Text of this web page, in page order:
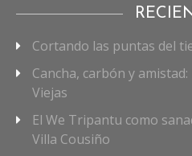
Cortando las puntas del
Cancha, carbón y
Viejas
El We Tripantu como
Villa Cousiño